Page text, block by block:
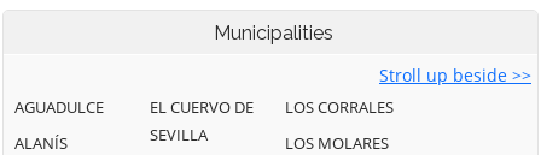
Municipalities
Stroll up beside >>
AGUADULCE
ALANÍS
EL CUERVO DE
SEVILLA
LOS CORRALES
LOS MOLARES